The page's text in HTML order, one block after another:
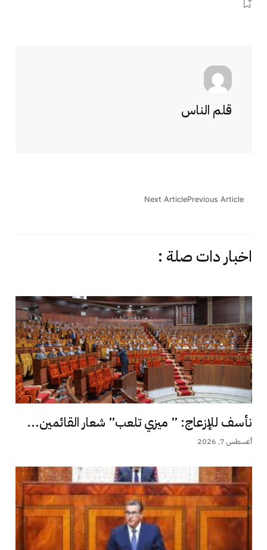
قلم الناس
Previous Article
Next Article
اخبار دات صلة :
نأسف للإزعاج: ” ميزي تلعب” شعار القائمين...
أغسطس 7, 2026